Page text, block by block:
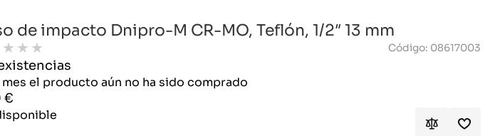
de impacto Dnipro-M CR-MO, Teflón, 1/2″ 13 mm
★ ★ ★ Código: 08617003
mes el producto aún no ha sido comprado
€